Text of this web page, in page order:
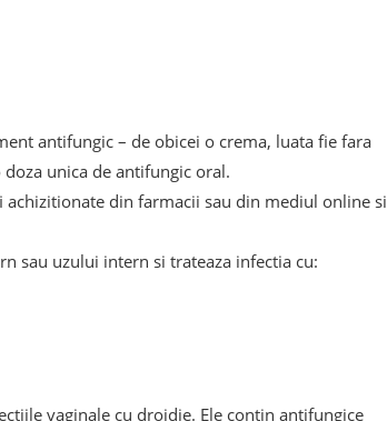
antifungic – de obicei o crema, luata fie fara
unica de antifungic oral.
din farmacii sau din mediul online si
sau uzului intern si trateaza infectia cu:
vaginale cu drojdie. Ele contin antifungice